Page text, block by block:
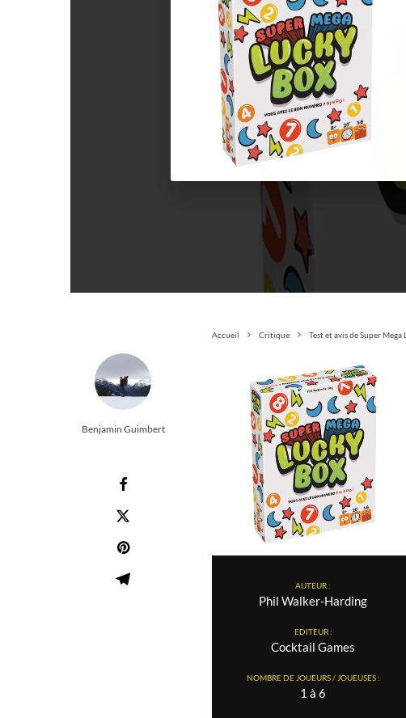
Accueil Critique Test et avis de Super Mega
Benjamin Guimbert
AUTEUR :
Phil Walker-Harding
EDITEUR :
Cocktail Games
NOMBRE DE JOUEURS / JOUEUSES :
1 à 6